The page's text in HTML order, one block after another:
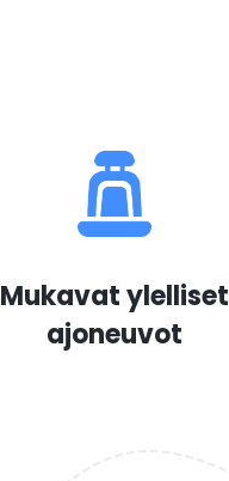
Mukavat ylelliset
ajoneuvot